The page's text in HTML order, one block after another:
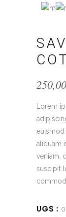
250,00
Lorem
euismod
aliquam
veniam,
suscipit
UGS :